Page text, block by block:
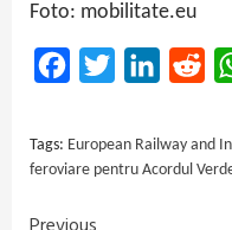
Foto: mobilitate.eu
FacebookTwitter LinkedIn
Tags: European Railway and
feroviare pentru Acordul